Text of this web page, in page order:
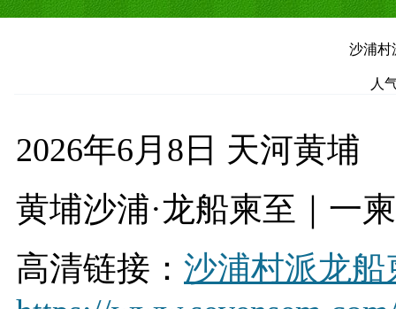
沙浦村
人
2026年6月8日 天河黄埔
黄埔沙浦·龙船柬至｜一
高清链接： 沙浦村派龙船